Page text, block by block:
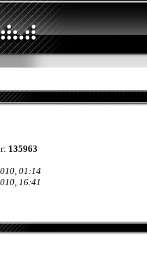
135963
01:14
16:41